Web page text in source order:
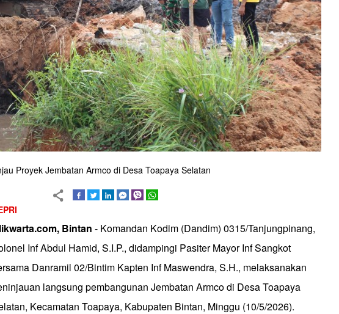
Proyek Jembatan Armco di Desa Toapaya Selatan
Bintan - Komandan Kodim (Dandim) 0315/Tanjungpinang,
Inf Abdul Hamid, S.I.P., didampingi Pasiter Mayor Inf Sangkot
Danramil 02/Bintim Kapten Inf Maswendra, S.H., melaksanakan
langsung pembangunan Jembatan Armco di Desa Toapaya
Kecamatan Toapaya, Kabupaten Bintan, Minggu (10/5/2026).